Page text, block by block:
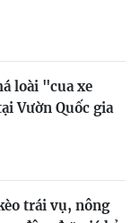
loài "cua xe
Vườn Quốc gia
trái vụ, nông